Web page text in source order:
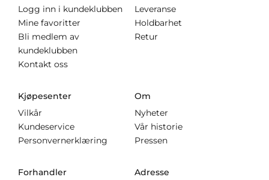
Logg inn i kundeklubben
Mine favoritter
Bli medlem av
kundeklubben
Kontakt oss
Leveranse
Holdbarhet
Retur
Kjøpesenter
Vilkår
Kundeservice
Personvernerklæring
Om
Nyheter
Vår historie
Pressen
Forhandler Adresse